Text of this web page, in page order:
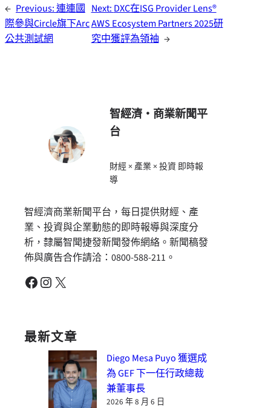
← Previous:連連國
際參與Circle旗下Arc
公共測試網
Next: DXC在ISG Provider Lens®
AWS Ecosystem Partners 2025研
究中獲評為領袖 →
智經濟・商業新聞平
台
財經 × 產業 × 投資 即時報
導
智經濟商業新聞平台，每日提供財經、產
業、投資與企業動態的即時報導與深度分
析，隸屬智聞捷發新聞發佈網絡。新聞稿發
佈與廣告合作請洽：0800-588-211。
Facebook Instagram X
最新文章
Diego Mesa Puyo 獲選成
為 GEF 下一任行政總裁
兼董事長
2026 年 8 月 6 日